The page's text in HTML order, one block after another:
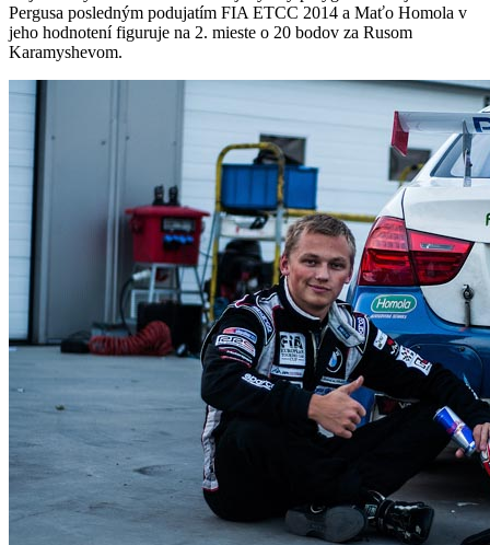
Pergusa posledným podujatím FIA ETCC 2014 a Maťo Homola v
jeho hodnotení figuruje na 2. mieste o 20 bodov za Rusom
Karamyshevom.